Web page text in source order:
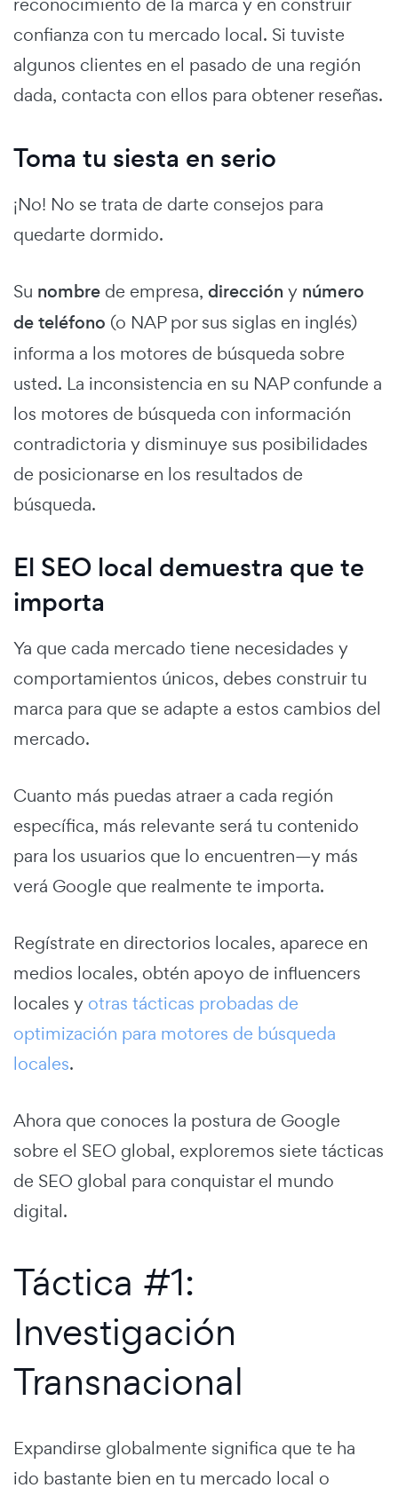
confianza con tu mercado local. Si tuviste
algunos clientes en el pasado de una región
dada, contacta con ellos para obtener reseñas.
Toma tu siesta en serio
¡No! No se trata de darte consejos para
quedarte dormido.
Su nombre de empresa, dirección y número
de teléfono (o NAP por sus siglas en inglés)
informa a los motores de búsqueda sobre
usted. La inconsistencia en su NAP confunde a
los motores de búsqueda con información
contradictoria y disminuye sus posibilidades
de posicionarse en los resultados de
búsqueda.
El SEO local demuestra que te
importa
Ya que cada mercado tiene necesidades y
comportamientos únicos, debes construir tu
marca para que se adapte a estos cambios del
mercado.
Cuanto más puedas atraer a cada región
específica, más relevante será tu contenido
para los usuarios que lo encuentren—y más
verá Google que realmente te importa.
Regístrate en directorios locales, aparece en
medios locales, obtén apoyo de influencers
locales y otras tácticas probadas de
optimización para motores de búsqueda
locales.
Ahora que conoces la postura de Google
sobre el SEO global, exploremos siete tácticas
de SEO global para conquistar el mundo
digital.
Táctica #1:
Investigación
Transnacional
Expandirse globalmente significa que te ha
ido bastante bien en tu mercado local o